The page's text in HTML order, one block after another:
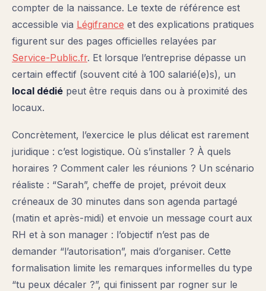
compter de la naissance. Le texte de référence est
accessible via Légifrance et des explications pratiques
figurent sur des pages officielles relayées par
Service-Public.fr. Et lorsque l’entreprise dépasse un
certain effectif (souvent cité à 100 salarié(e)s), un
local dédié peut être requis dans ou à proximité des
locaux.
Concrètement, l’exercice le plus délicat est rarement
juridique : c’est logistique. Où s’installer ? À quels
horaires ? Comment caler les réunions ? Un scénario
réaliste : “Sarah”, cheffe de projet, prévoit deux
créneaux de 30 minutes dans son agenda partagé
(matin et après-midi) et envoie un message court aux
RH et à son manager : l’objectif n’est pas de
demander “l’autorisation”, mais d’organiser. Cette
formalisation limite les remarques informelles du type
“tu peux décaler ?”, qui finissent par rogner sur le